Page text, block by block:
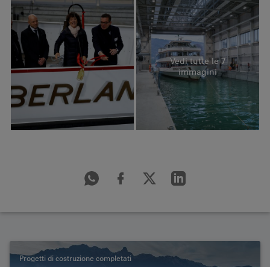
Vedi tutte le 7
immagini
Progetti di costruzione completati